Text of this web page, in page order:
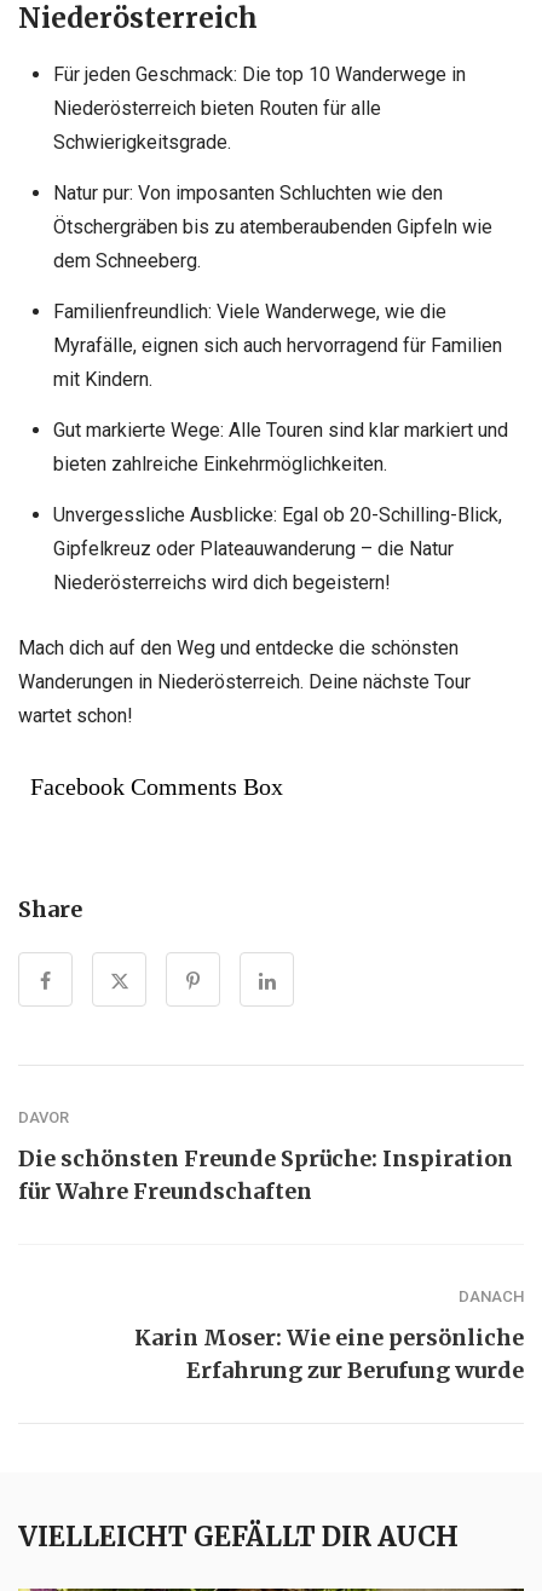
Niederösterreich
Für jeden Geschmack: Die top 10 Wanderwege in
Niederösterreich bieten Routen für alle
Schwierigkeitsgrade.
Natur pur: Von imposanten Schluchten wie den
Ötschergräben bis zu atemberaubenden Gipfeln wie
dem Schneeberg.
Familienfreundlich: Viele Wanderwege, wie die
Myrafälle, eignen sich auch hervorragend für Familien
mit Kindern.
Gut markierte Wege: Alle Touren sind klar markiert und
bieten zahlreiche Einkehrmöglichkeiten.
Unvergessliche Ausblicke: Egal ob 20-Schilling-Blick,
Gipfelkreuz oder Plateauwanderung – die Natur
Niederösterreichs wird dich begeistern!
Mach dich auf den Weg und entdecke die schönsten
Wanderungen in Niederösterreich. Deine nächste Tour
wartet schon!
Facebook Comments Box
Share
DAVOR
Die schönsten Freunde Sprüche: Inspiration
für Wahre Freundschaften
DANACH
Karin Moser: Wie eine persönliche
Erfahrung zur Berufung wurde
VIELLEICHT GEFÄLLT DIR AUCH